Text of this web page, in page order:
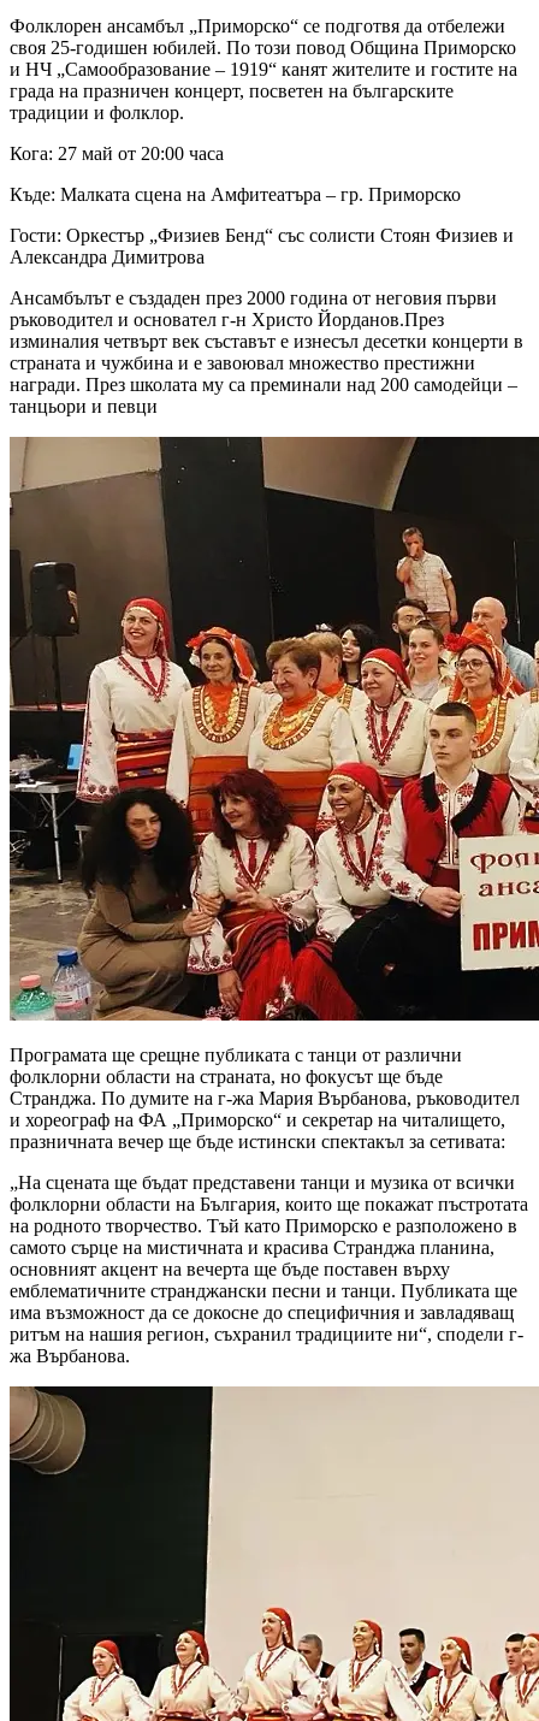
Фолклорен ансамбъл „Приморско“ се подготвя да отбележи
своя 25-годишен юбилей. По този повод Община Приморско
и НЧ „Самообразование – 1919“ канят жителите и гостите на
града на празничен концерт, посветен на българските
традиции и фолклор.
Кога: 27 май от 20:00 часа
Къде: Малката сцена на Амфитеатъра – гр. Приморско
Гости: Оркестър „Физиев Бенд“ със солисти Стоян Физиев и
Александра Димитрова
Ансамбълът е създаден през 2000 година от неговия първи
ръководител и основател г-н Христо Йорданов.През
изминалия четвърт век съставът е изнесъл десетки концерти в
страната и чужбина и е завоювал множество престижни
награди. През школата му са преминали над 200 самодейци –
танцьори и певци
Програмата ще срещне публиката с танци от различни
фолклорни области на страната, но фокусът ще бъде
Странджа. По думите на г-жа Мария Върбанова, ръководител
и хореограф на ФА „Приморско“ и секретар на читалището,
празничната вечер ще бъде истински спектакъл за сетивата:
„На сцената ще бъдат представени танци и музика от всички
фолклорни области на България, които ще покажат пъстротата
на родното творчество. Тъй като Приморско е разположено в
самото сърце на мистичната и красива Странджа планина,
основният акцент на вечерта ще бъде поставен върху
емблематичните странджански песни и танци. Публиката ще
има възможност да се докосне до специфичния и завладяващ
ритъм на нашия регион, съхранил традициите ни“, сподели г-
жа Върбанова.